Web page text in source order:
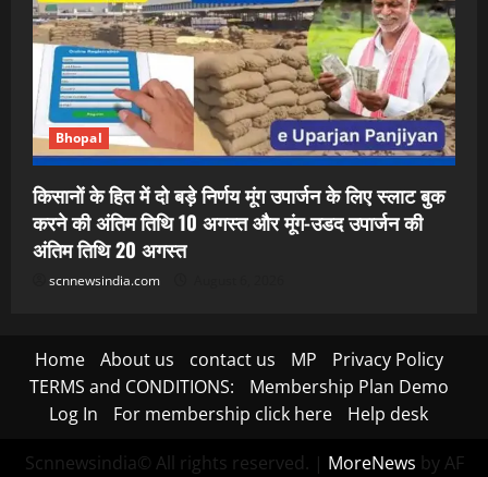
Bhopal
किसानों के हित में दो बड़े निर्णय मूंग उपार्जन के लिए स्लाट बुक
करने की अंतिम तिथि 10 अगस्त और मूंग-उडद उपार्जन की
अंतिम तिथि 20 अगस्त
scnnewsindia.com
Home About us contact us MP
Privacy Policy
TERMS and CONDITIONS:
Membership Plan Demo
Log In
For membership click here Help desk
Scnnewsindia© All rights reserved. | MoreNews by AF